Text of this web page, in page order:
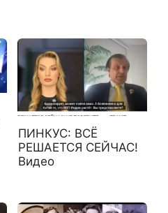
ПИНКУС: ВСЁ
РЕШАЕТСЯ СЕЙЧАС!
Видео